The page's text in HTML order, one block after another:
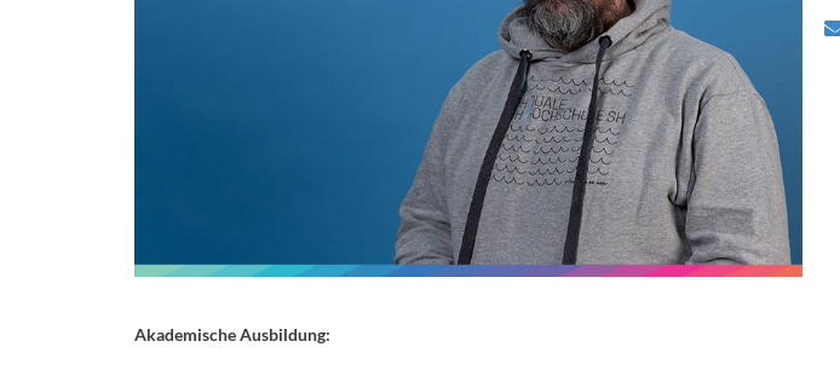
Akademische Ausbildung: